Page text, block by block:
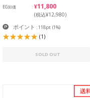
EG卸価 ¥11,800
(税込¥12,980)
ポイント : 118pt (1%)
(1)
SOLD OUT